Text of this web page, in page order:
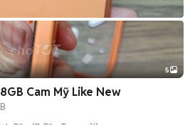
5
Cam Mỹ Like New